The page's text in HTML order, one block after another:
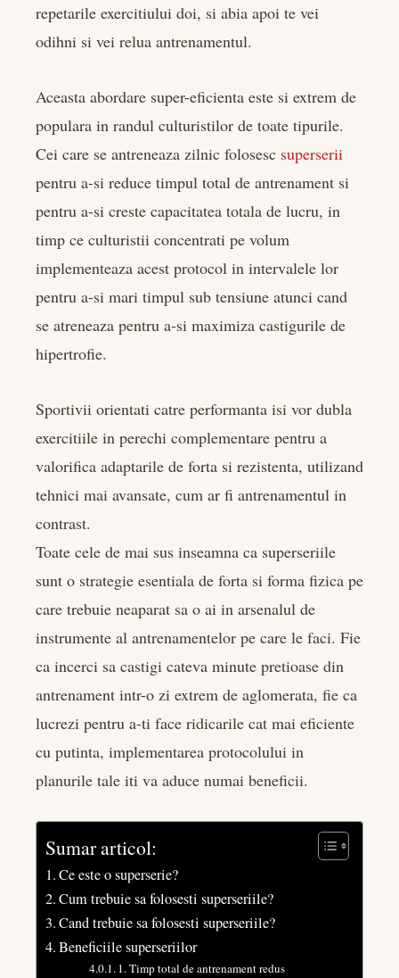
repetarile exercitiului doi, si abia apoi te vei
odihni si vei relua antrenamentul.
Aceasta abordare super-eficienta este si extrem de
populara in randul culturistilor de toate tipurile.
Cei care se antreneaza zilnic folosesc superserii
pentru a-si reduce timpul total de antrenament si
pentru a-si creste capacitatea totala de lucru, in
timp ce culturistii concentrati pe volum
implementeaza acest protocol in intervalele lor
pentru a-si mari timpul sub tensiune atunci cand
se atreneaza pentru a-si maximiza castigurile de
hipertrofie.
Sportivii orientati catre performanta isi vor dubla
exercitiile in perechi complementare pentru a
valorifica adaptarile de forta si rezistenta, utilizand
tehnici mai avansate, cum ar fi antrenamentul in
contrast.
Toate cele de mai sus inseamna ca superseriile
sunt o strategie esentiala de forta si forma fizica pe
care trebuie neaparat sa o ai in arsenalul de
instrumente al antrenamentelor pe care le faci. Fie
ca incerci sa castigi cateva minute pretioase din
antrenament intr-o zi extrem de aglomerata, fie ca
lucrezi pentru a-ti face ridicarile cat mai eficiente
cu putinta, implementarea protocolului in
planurile tale iti va aduce numai beneficii.
Sumar articol:
Ce este o superserie?
Cum trebuie sa folosesti superseriile?
Cand trebuie sa folosesti superseriile?
Beneficiile superseriilor
1. Timp total de antrenament redus